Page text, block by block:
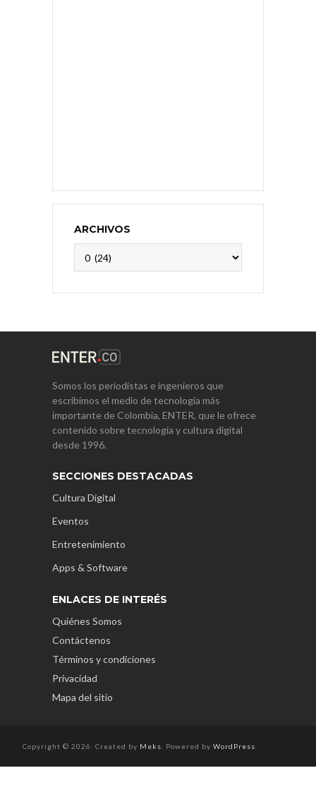
ARCHIVOS
Somos los periodistas e ingenieros que
escribimos el medio de tecnología más
importante de Colombia, ENTER, que le ofrece
contenido sobre tecnología y cultura digital
desde 1996.
SECCIONES DESTACADAS
Cultura Digital
Eventos
Entretenimiento
Apps & Software
ENLACES DE INTERÉS
Quiénes Somos
Contáctenos
Términos y condiciones
Privacidad
Mapa del sitio
Copyright © 2026. Created by Meks . Powered by WordPress